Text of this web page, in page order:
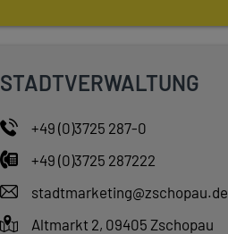
STADTVERWALTUNG
+49 (0)3725 287-0
+49 (0)3725 287222
stadtmarketing@zschopau.de
Altmarkt 2, 09405 Zschopau